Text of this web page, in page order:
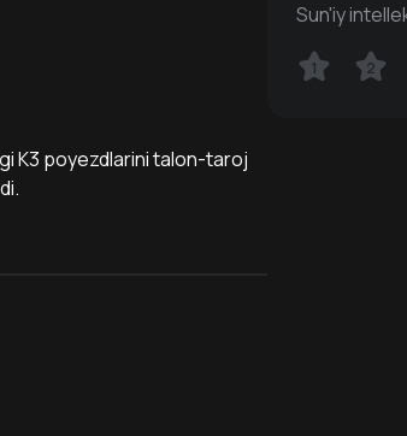
K3 poyezdlarini talon-taroj
Sun'iy
1 2
1 2